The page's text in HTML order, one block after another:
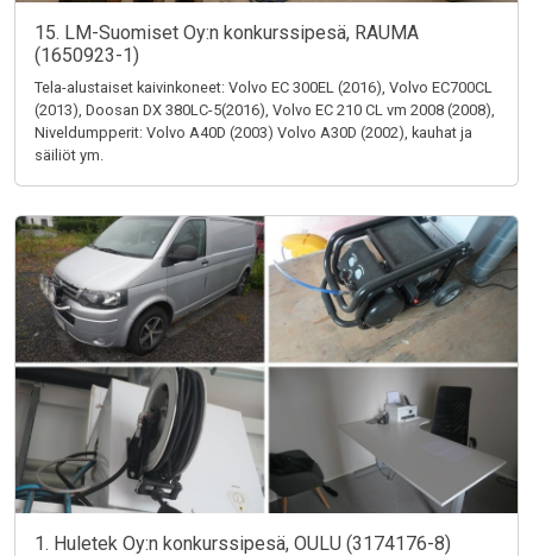
15. LM-Suomiset Oy:n konkurssipesä, RAUMA
(1650923-1)
Tela-alustaiset kaivinkoneet: Volvo EC 300EL (2016), Volvo EC700CL
(2013), Doosan DX 380LC-5(2016), Volvo EC 210 CL vm 2008 (2008),
Niveldumpperit: Volvo A40D (2003) Volvo A30D (2002), kauhat ja
säiliöt ym.
1. Huletek Oy:n konkurssipesä, OULU (3174176-8)